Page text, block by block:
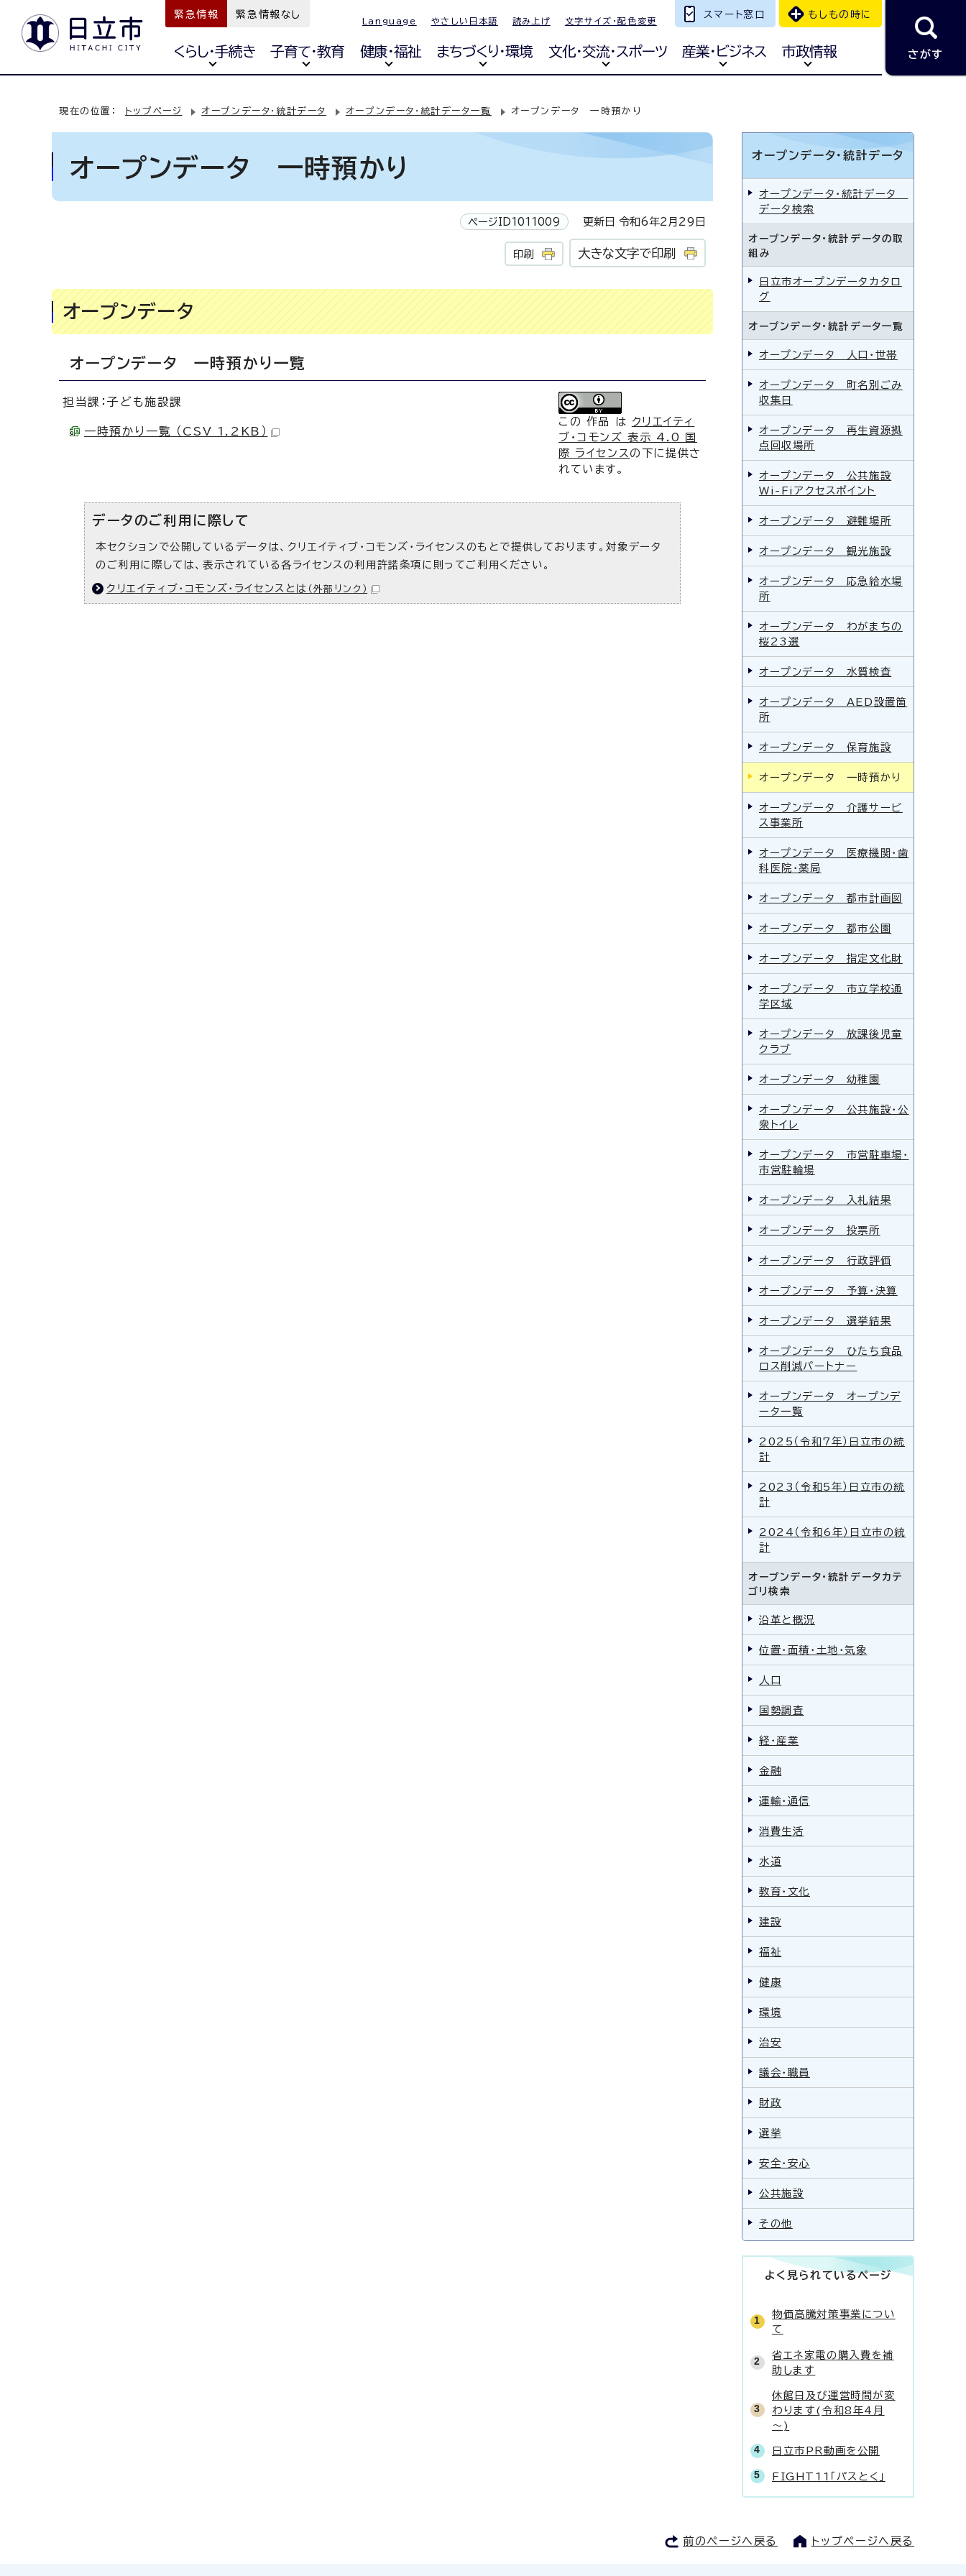
緊急情報 緊急情報なし
Language やさしい日本語 読み上げ 文字サイズ・配色変更
スマート窓口 もしもの時に
くらし・手続き 子育て・教育 健康・福祉 まちづくり・環境 文化・交流・スポーツ 産業・ビジネス 市政情報 さがす
現在の位置： トップページ オープンデータ・統計データ オープンデータ・統計データ一覧 オープンデータ 一時預かり
オープンデータ 一時預かり
ページID1011009 更新日 令和6年2月29日
印刷 大きな文字で印刷
オープンデータ
オープンデータ 一時預かり一覧
この 作品 は クリエイティ
ブ・コモンズ 表示 4.0 国
際 ライセンス の下に提供さ
れています。
担当課：子ども施設課
一時預かり一覧 （CSV 1.2KB）
データのご利用に際して
本セクションで公開しているデータは、クリエイティブ・コモンズ・ライセンスのもとで提供しております。対象データ
のご利用に際しては、表示されている各ライセンスの利用許諾条項に則ってご利用ください。
クリエイティブ・コモンズ・ライセンスとは （外部リンク）
オープンデータ・統計データ
オープンデータ・統計データ
データ検索
オープンデータ・統計データの取
組み
日立市オープンデータカタロ
グ
オープンデータ・統計データ一覧
オープンデータ 人口・世帯
オープンデータ 町名別ごみ
収集日
オープンデータ 再生資源拠
点回収場所
オープンデータ 公共施設
Wi-Fiアクセスポイント
オープンデータ 避難場所
オープンデータ 観光施設
オープンデータ 応急給水場
所
オープンデータ わがまちの
桜23選
オープンデータ 水質検査
オープンデータ AED設置箇
所
オープンデータ 保育施設
オープンデータ 一時預かり
オープンデータ 介護サービ
ス事業所
オープンデータ 医療機関・歯
科医院・薬局
オープンデータ 都市計画図
オープンデータ 都市公園
オープンデータ 指定文化財
オープンデータ 市立学校通
学区域
オープンデータ 放課後児童
クラブ
オープンデータ 幼稚園
オープンデータ 公共施設・公
衆トイレ
オープンデータ 市営駐車場・
市営駐輪場
オープンデータ 入札結果
オープンデータ 投票所
オープンデータ 行政評価
オープンデータ 予算・決算
オープンデータ 選挙結果
オープンデータ ひたち食品
ロス削減パートナー
オープンデータ オープンデ
ータ一覧
2025（令和7年）日立市の統
計
2023（令和5年）日立市の統
計
2024（令和6年）日立市の統
計
オープンデータ・統計データカテ
ゴリ検索
沿革と概況
位置・面積・土地・気象
人口
国勢調査
経・産業
金融
運輸・通信
消費生活
水道
教育・文化
建設
福祉
健康
環境
治安
議会・職員
財政
選挙
安全・安心
公共施設
その他
よく見られているページ
物価高騰対策事業につい
て
省エネ家電の購入費を補
助します
休館日及び運営時間が変
わります(令和8年4月
～)
日立市PR動画を公開
FIGHT11「パスとく」
前のページへ戻る トップページへ戻る